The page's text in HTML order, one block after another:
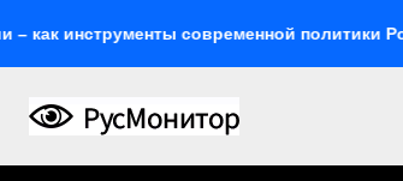
современной политики России